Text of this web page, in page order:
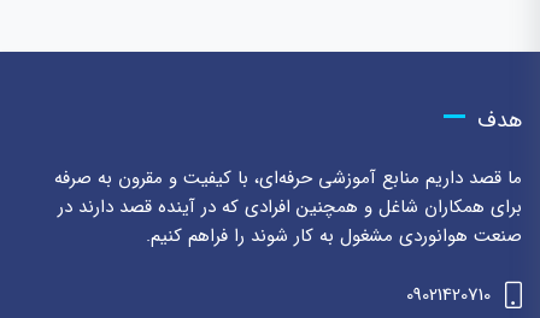
هدف
ما قصد داریم منابع آموزشی حرفه‌ای، با کیفیت و مقرون به صرفه
برای همکاران شاغل و همچنین افرادی که در آینده قصد دارند در
صنعت هوانوردی مشغول به کار شوند را فراهم کنیم.
09021420710